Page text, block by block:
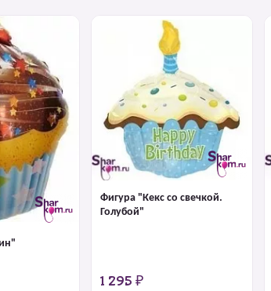
Фигура "Кекс со свечкой.
Голубой"
1 295 ₽